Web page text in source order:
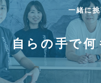
一緒に
自らの手で